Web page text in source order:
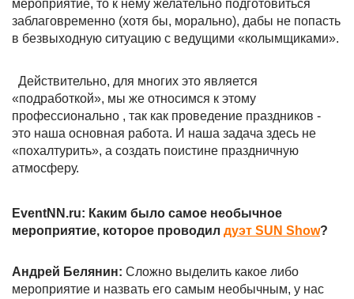
мероприятие, то к нему желательно подготовиться
заблаговременно (хотя бы, морально), дабы не попасть
в безвыходную ситуацию с ведущими «колымщиками».
Действительно, для многих это является
«подработкой», мы же относимся к этому
профессионально , так как проведение праздников -
это наша основная работа. И наша задача здесь не
«похалтурить», а создать поистине праздничную
атмосферу.
EventNN.ru: Каким было самое необычное
мероприятие, которое проводил дуэт SUN Show?
Андрей Белянин: Сложно выделить какое либо
мероприятие и назвать его самым необычным, у нас